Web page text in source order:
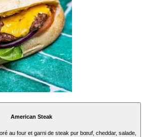
American Steak
au four et garni de steak pur bœuf, cheddar, salade,